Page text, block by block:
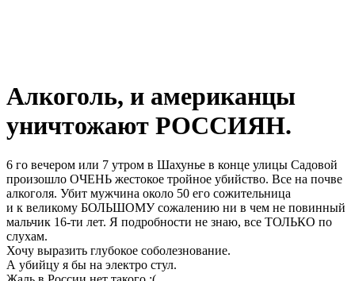
Алкоголь, и американцы
уничтожают РОССИЯН.
6 го вечером или 7 утром в Шахунье в конце улицы Садовой
произошло ОЧЕНЬ жестокое тройное убийство. Все на почве
алкоголя. Убит мужчина около 50 его сожительница
и к великому БОЛЬШОМУ сожалению ни в чем не повинный
мальчик 16-ти лет. Я подробности не знаю, все ТОЛЬКО по
слухам.
Хочу выразить глубокое соболезнование.
А убийцу я бы на электро стул.